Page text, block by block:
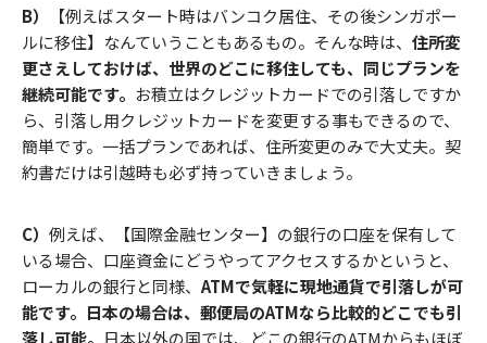
B）
【例えばスタート時はバンコク居住、その後シンガポー
ルに移住】なんていうこともあるもの。そんな時は、 住所変
更さえしておけば、世界のどこに移住しても、同じプランを
継続可能です。 お積立はクレジットカードでの引落しですか
ら、引落し用クレジットカードを変更する事もできるので、
簡単です。一括プランであれば、住所変更のみで大丈夫。契
約書だけは引越時も必ず持っていきましょう。
C） 例えば、【国際金融センター】の銀行の口座を保有して
いる場合、口座資金にどうやってアクセスするかというと、
ローカルの銀行と同様、 ATMで気軽に現地通貨で引落しが可
能です。日本の場合は、郵便局のATMなら比較的どこでも引
落し可能。 日本以外の国では、どこの銀行のATMからもほぼ